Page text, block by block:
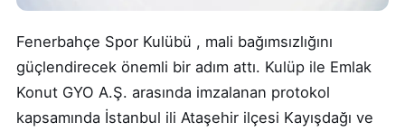
Fenerbahçe Spor Kulübü , mali bağımsızlığını
güçlendirecek önemli bir adım attı. Kulüp ile Emlak
Konut GYO A.Ş. arasında imzalanan protokol
kapsamında İstanbul ili Ataşehir ilçesi Kayışdağı ve